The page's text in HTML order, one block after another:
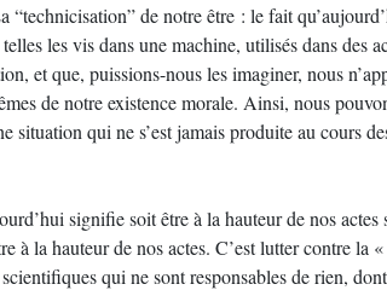
“technicisation” de notre être : le fait
les vis dans une machine, utilisés dans des
et que, puissions-nous les imaginer, nous
de notre existence morale. Ainsi, nous
situation qui ne s’est jamais produite au cours
signifie soit être à la hauteur de nos
à la hauteur de nos actes. C’est lutter contre
qui ne sont responsables de rien,